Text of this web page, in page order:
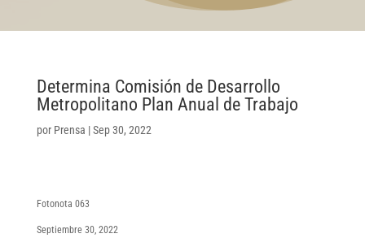
Determina Comisión de Desarrollo
Metropolitano Plan Anual de Trabajo
por Prensa |Sep 30, 2022
Fotonota 063
Septiembre 30, 2022